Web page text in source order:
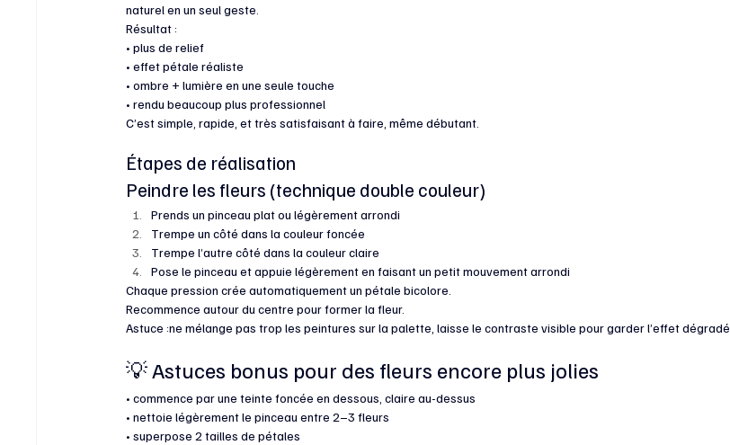
naturel en un seul geste.
Résultat :
• plus de relief
• effet pétale réaliste
• ombre + lumière en une seule touche
• rendu beaucoup plus professionnel
C’est simple, rapide, et très satisfaisant à faire, même débutant.
Étapes de réalisation
Peindre les fleurs (technique double couleur)
Prends un pinceau plat ou légèrement arrondi
Trempe un côté dans la couleur foncée
Trempe l’autre côté dans la couleur claire
Pose le pinceau et appuie légèrement en faisant un petit mouvement arrondi
Chaque pression crée automatiquement un pétale bicolore.
Recommence autour du centre pour former la fleur.
Astuce :ne mélange pas trop les peintures sur la palette, laisse le contraste visible pour garder l’effet dégradé.
💡 Astuces bonus pour des fleurs encore plus jolies
• commence par une teinte foncée en dessous, claire au-dessus
• nettoie légèrement le pinceau entre 2–3 fleurs
• superpose 2 tailles de pétales